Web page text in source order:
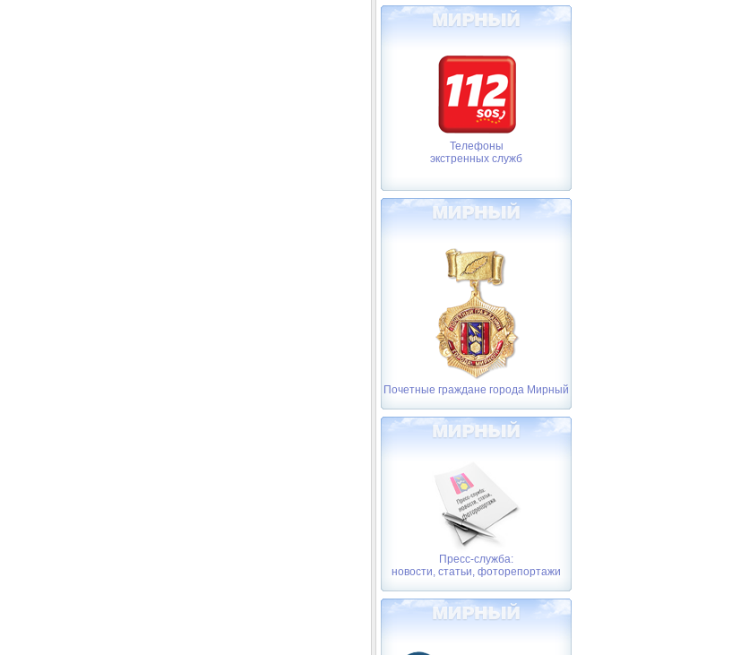
Телефоны
экстренных служб
Почетные граждане города Мирный
Пресс-служба:
новости, статьи, фоторепортажи